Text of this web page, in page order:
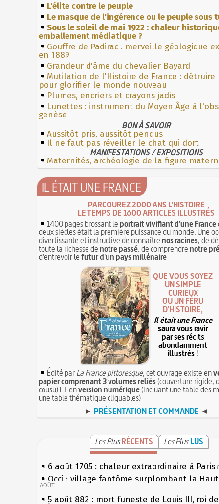
L'élite contre le peuple
Le masque de l'ingérence ou le peuple sous
Sous le soleil de mai 1922 : chaleur
emballement médiatique ?
Gouffre de Padirac : merveille géologique
en 1889
Grandeur d'âme du chevalier Bayard
Mutilation de l'Histoire de France : détruire
pour glorifier le monde nouveau
Plumes, encriers et crayons jadis
Lunettes : instrument du Moyen Âge à
genèse
BON À SAVOIR
Aussitôt pris, aussitôt pendus
Il ne faut pas réveiller le chat qui dort
MANIFESTATIONS / EXPOSITIONS
Maternités, archéologie de la figure
IL ÉTAIT UNE FRANCE
PARCOUREZ 2000 ANS L'HISTOIRE
LE TEMPS DE 1600 ARTICLES ILLUSTRÉS
1400 pages brossant leportrait vivifiant d'une France
deux siècles était la première puissance du monde. Une
divertissante et instructive de connaîtrenos racines, de
toute la richesse denotre passé, de comprendrenotre
d'entrevoir lefutur d'un pays millénaire
QUE VOUS SOYEZ
UN SIMPLE
CURIEUX
OU UN FÉRU
D'HISTOIRE,
Il était une France
saura vous ravir
par ses récits
abondamment
illustrés !
Édité parLa France pittoresque, cet ouvrage existe en
papier comprenant 3 volumes reliés(couverture rigide,
cousu) ET enversion numérique(incluant une table des
une table thématique cliquables)
► PRÉSENTATION ET COMMANDE ◄
Les PlusRÉCENTS Les Plus LUS
6 août 1705 : chaleur extraordinaire à Paris
Occi : village fantôme surplombant la
AOÛT
5 août 882 : mort funeste de Louis III, roi